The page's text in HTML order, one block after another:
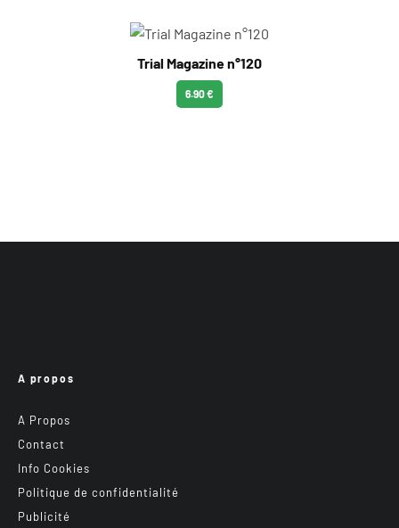
Trial Magazine n°120
6.90 €
A propos
A Propos
Contact
Info Cookies
Politique de confidentialité
Publicité